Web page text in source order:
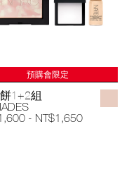
預購會限定
1+2組
- NT$1,650